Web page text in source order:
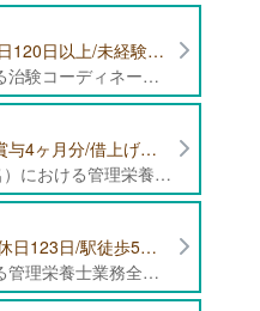
【港区】日勤帯勤務/年間休日120日以上/未経験者歓迎/健康食品の臨床試験に携わる管理栄養士・栄養士の治験コーディネーター募集！
＜企業の施設管理部における治験コーディネーター業務全般＞ ・健康食品の臨床試験に伴う指導 ・スケジュール調整等の被験者管理 ・データ収集、書類作成 ・医療機関にて被験者への説明や誘導 ・栄養指導、栄養計算
【中野区】年間休日123日/賞与4ヶ月分/借上げ住宅制度あり 認定こども園（定員210名）にて管理栄養士・栄養士募集！
＜認定こども園（定員210名）における管理栄養士・栄養士業務全般＞ ・管理栄養士、栄養士業務全般
【渋谷区】日勤帯勤務/年間休日123日/駅徒歩5分/企業（本社配属）にて管理栄養士募集！
＜企業（本社配属）における管理栄養士業務全般＞ ・本社および在宅（週1日程度）で、運営・受託する保育園（約50箇所）の管理栄養士・マネジメント業務全般 ・調理指導、育成 ・調理代行※欠員時 ・衛生管理 ・献立作成 ・食材発注 ・園長、調理スタッフとの給食会議 ・クライアント企業との給食会議（食育等の企画提案） ・採用業務（面接・施設見学同行）など ・担当保育園の定期巡回（直行やオンライン対応あり） ※23区内の認可保育園や、事業所内保育園（市川市、古河市、厚木市・追浜等）